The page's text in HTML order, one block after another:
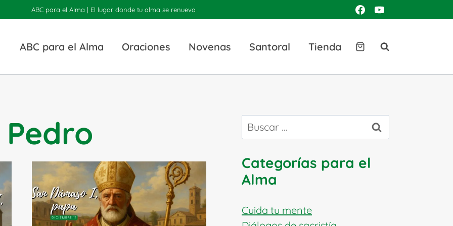
ABC para el Alma | El lugar donde tu alma se renueva
ABC para el Alma Oraciones Novenas Santoral Tienda
Buscar:
Categorías para el
Alma
Cuida tu mente